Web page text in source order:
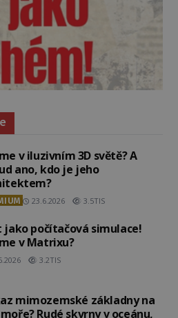
v iluzivním 3D světě? A
ano, kdo je jeho
23.6.2026 3.5TIS
jako počítačová simulace!
v Matrixu?
3.2TIS
mimozemské základny na
Rudé skvrny v oceánu,